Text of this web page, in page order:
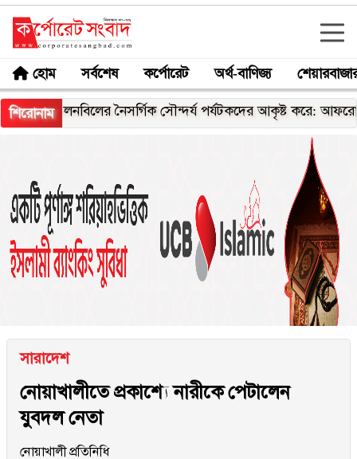
হোম সর্বশেষ কর্পোরেট অর্থ-বাণিজ্য
শিরোনাম
চলনবিলের নৈসর্গিক সৌন্দর্য পর্যটকদের আকৃষ্ট করে: আফরোজা খানম
সারাদেশ
নোয়াখালীতে প্রকাশ্যে নারীকে পেটালেন
যুবদল নেতা
নোয়াখালী প্রতিনিধি